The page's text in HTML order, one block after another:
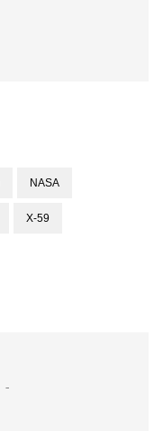
NASA
X-59